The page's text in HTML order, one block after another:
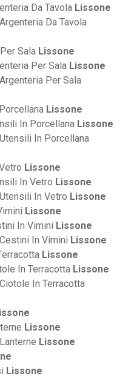
Da Tavola Lissone
Da Tavola
Sala Lissone
Per Sala Lissone
Per Sala
Lissone
In Porcellana Lissone
In Porcellana
Lissone
In Vetro Lissone
In Vetro Lissone
Lissone
In Vimini Lissone
In Vimini Lissone
Lissone
In Terracotta Lissone
In Terracotta
Lissone
Lissone
Lissone